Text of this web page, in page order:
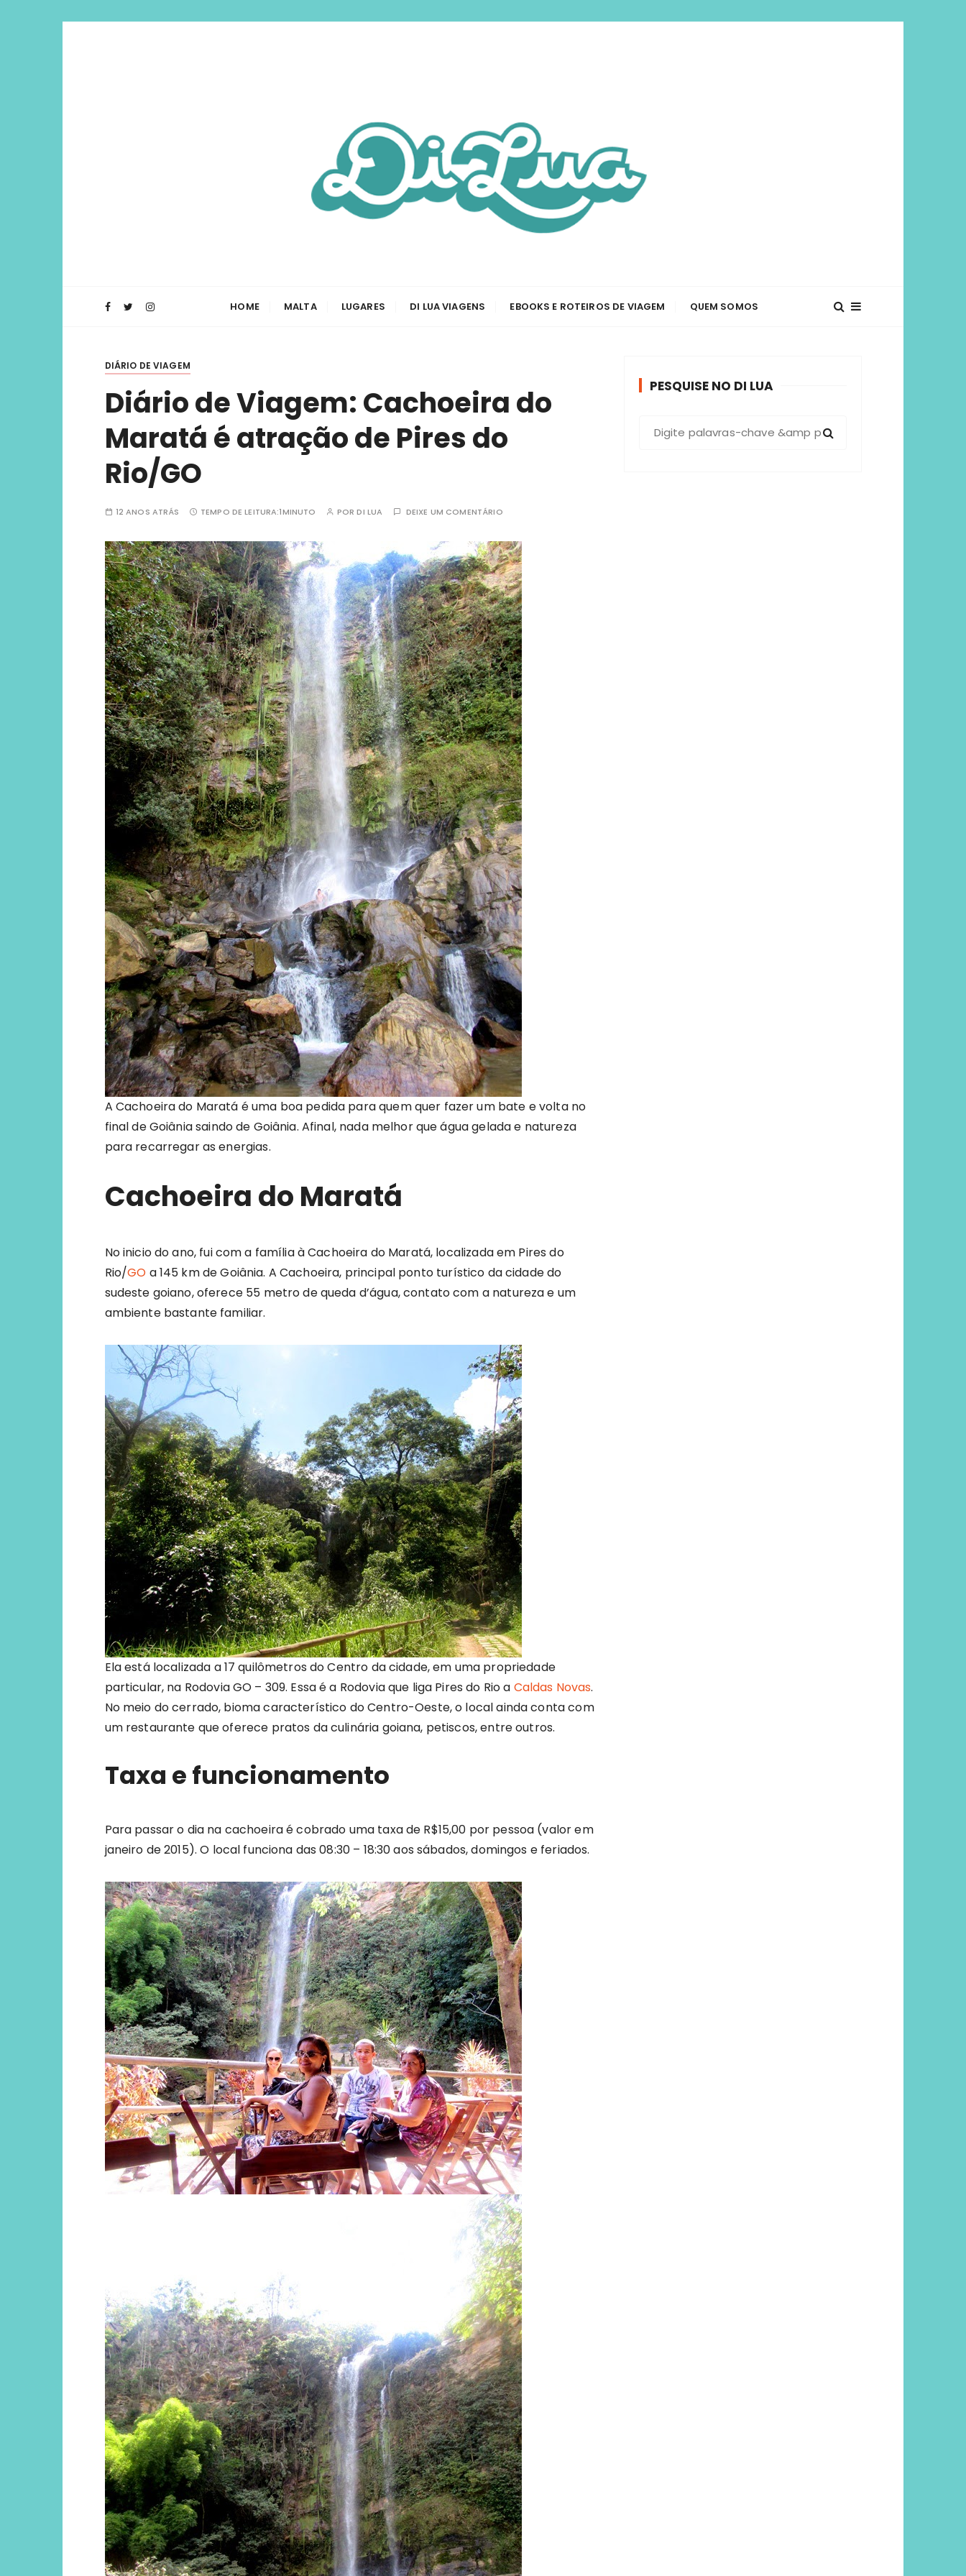
Di Lua | Inspirando você a viajar mais e
HOME MALTA LUGARES DI LUA VIAGENS EBOOKS E ROTEIROS DE VIAGEM QUEM SOMOS
DIÁRIO DE VIAGEM
Diário de Viagem: Cachoeira do
Maratá é atração de Pires do
Rio/GO
12 ANOS ATRÁS TEMPO DE LEITURA:1MINUTO PORDI LUA DEIXE UM COMENTÁRIO
A Cachoeira do Maratá é uma boa pedida para quem quer fazer um bate e volta no
final de Goiânia saindo de Goiânia. Afinal, nada melhor que água gelada e natureza
para recarregar as energias.
Cachoeira do Maratá
No inicio do ano, fui com a família à Cachoeira do Maratá, localizada em Pires do
Rio/GO a 145 km de Goiânia. A Cachoeira, principal ponto turístico da cidade do
sudeste goiano, oferece 55 metro de queda d’água, contato com a natureza e um
ambiente bastante familiar.
Ela está localizada a 17 quilômetros do Centro da cidade, em uma propriedade
particular, na Rodovia GO – 309. Essa é a Rodovia que liga Pires do Rio a Caldas Novas.
No meio do cerrado, bioma característico do Centro-Oeste, o local ainda conta com
um restaurante que oferece pratos da culinária goiana, petiscos, entre outros.
Taxa e funcionamento
Para passar o dia na cachoeira é cobrado uma taxa de R$15,00 por pessoa (valor em
janeiro de 2015). O local funciona das 08:30 – 18:30 aos sábados, domingos e feriados.
PESQUISE NO DI LUA